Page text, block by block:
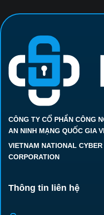
CÔNG TY CỔ PHẦN CÔNG
AN NINH MẠNG QUỐC GIA
VIETNAM NATIONAL
CORPORATION
Thông tin liên hệ